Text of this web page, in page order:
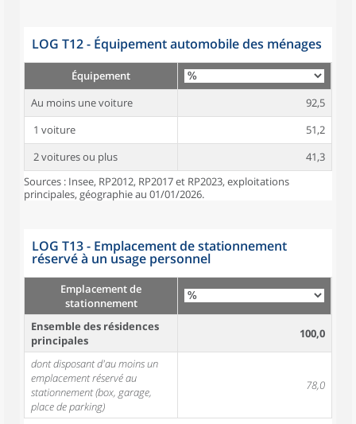
LOG T12 - Équipement automobile des ménages
Équipement
Au moins une voiture
92,5
1 voiture
51,2
2 voitures ou plus
41,3
Sources : Insee, RP2012, RP2017 et RP2023, exploitations
principales, géographie au 01/01/2026.
LOG T13 - Emplacement de stationnement
réservé à un usage personnel
Emplacement de
stationnement
Ensemble des résidences
principales
100,0
dont disposant d'au moins un
emplacement réservé au
stationnement (box, garage,
place de parking)
78,0